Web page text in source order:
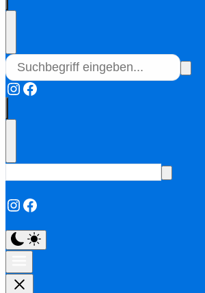
Instagram
Facebook
Instagram
Facebook